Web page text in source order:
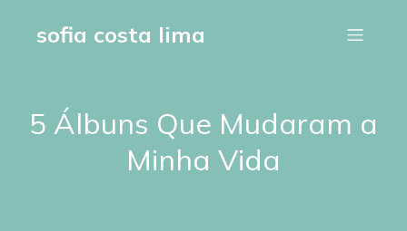
sofia costa lima
5 Álbuns Que Mudaram a
Minha Vida